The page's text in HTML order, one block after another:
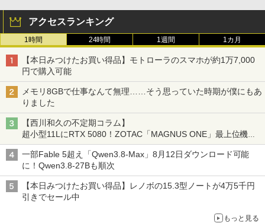
アクセスランキング
1時間 24時間 1週間 1カ月
【本日みつけたお買い得品】モトローラのスマホが約1万7,000
円で購入可能
メモリ8GBで仕事なんて無理……そう思っていた時期が僕にもあ
りました
【西川和久の不定期コラム】
超小型11LにRTX 5080！ZOTAC「MAGNUS ONE」最上位機の
実力を探る
一部Fable 5超え「Qwen3.8-Max」8月12日ダウンロード可能
に！Qwen3.8-27Bも順次
【本日みつけたお買い得品】レノボの15.3型ノートが4万5千円
引きでセール中
もっと見る